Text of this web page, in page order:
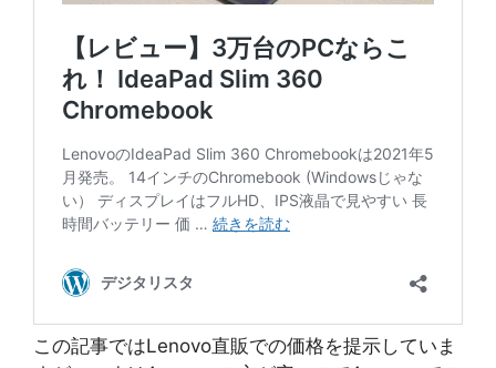
この記事ではLenovo直販での価格を提示していま